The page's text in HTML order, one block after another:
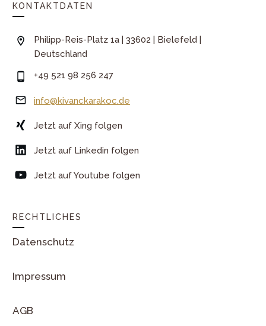
KONTAKTDATEN
Philipp-Reis-Platz 1a | 33602 | Bielefeld |
Deutschland
+49 521 98 256 247
info@kivanckarakoc.de
Jetzt auf Xing folgen
Jetzt auf Linkedin folgen
Jetzt auf Youtube folgen
RECHTLICHES
Datenschutz
Impressum
AGB